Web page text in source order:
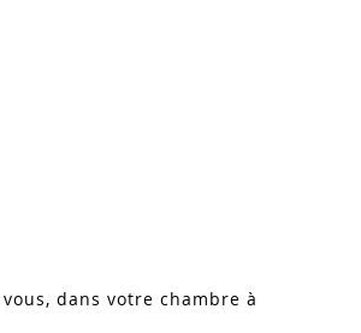
dans votre chambre à